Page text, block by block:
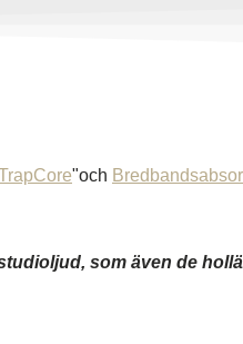
"och
som även de